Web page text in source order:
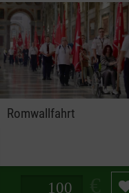
Romwallfahrt
Spendenbetrag in